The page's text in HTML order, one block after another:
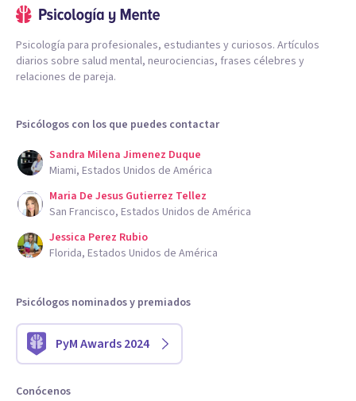
Psicología para profesionales, estudiantes y curiosos. Artículos
diarios sobre salud mental, neurociencias, frases célebres y
relaciones de pareja.
Psicólogos con los que puedes contactar
Sandra Milena Jimenez Duque
Miami, Estados Unidos de América
Maria De Jesus Gutierrez Tellez
San Francisco, Estados Unidos de América
Jessica Perez Rubio
Florida, Estados Unidos de América
Psicólogos nominados y premiados
PyM Awards 2024
Conócenos